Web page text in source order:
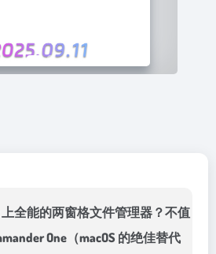
上全能的两窗格文件管理器？不值
One（macOS 的绝佳替代